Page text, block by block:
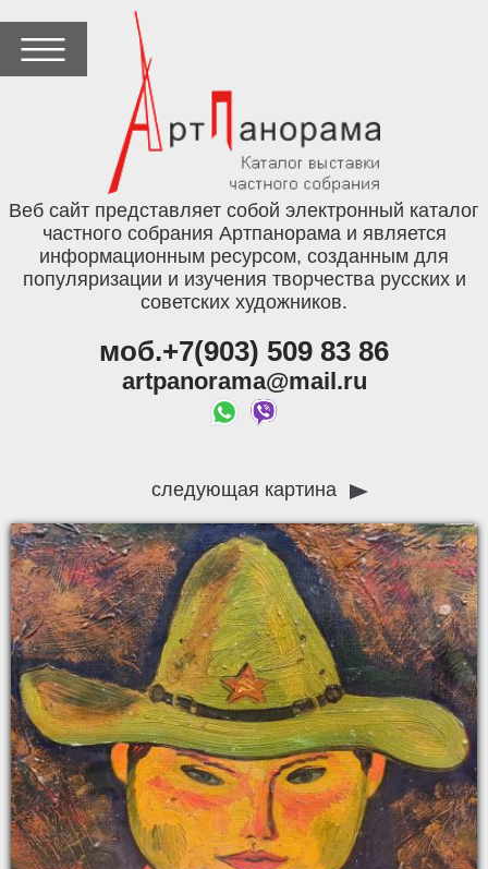
Веб сайт представляет собой электронный каталог
частного собрания Артпанорама и является
информационным ресурсом, созданным для
популяризации и изучения творчества русских и
советских художников.
моб.+7(903) 509 83 86
artpanorama@mail.ru
следующая картина